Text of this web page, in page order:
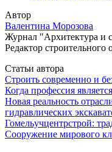
Автор
Валентина Морозова
Журнал "Архитектура и
Редактор строительного
Статьи автора
Строить современно и
Когда профессия
Новая реальность
гидравлических
Гомельучцентрстрой:
Сооружение мирового